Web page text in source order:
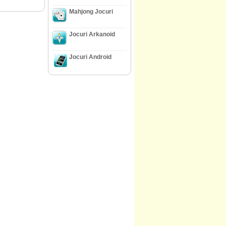
Mahjong Jocuri
Jocuri Arkanoid
Jocuri Android